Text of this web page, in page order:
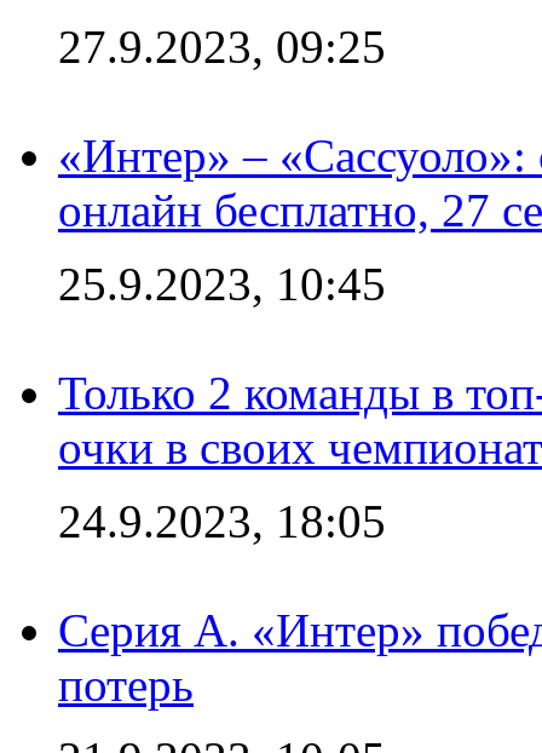
27.9.2023, 09:25
«Интер» –
онлайн бесплатно, 27
25.9.2023, 10:45
Только 2 команды в
очки в своих
24.9.2023, 18:05
Серия А. «Интер»
потерь